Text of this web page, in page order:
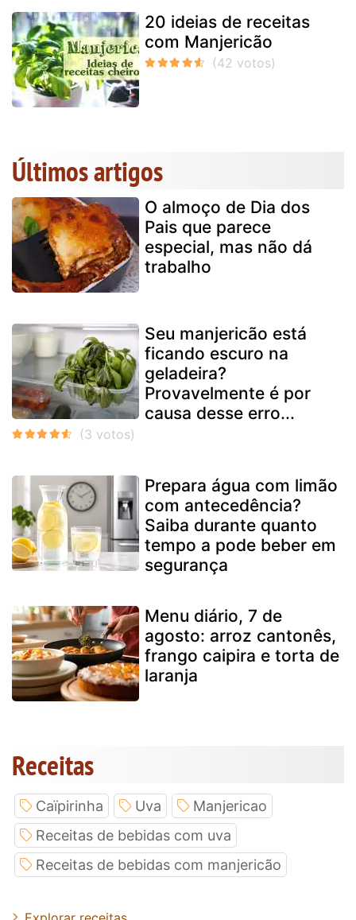
20 ideias de receitas
com Manjericão
Últimos artigos
O almoço de Dia dos
Pais que parece
especial, mas não dá
trabalho
Seu manjericão está
ficando escuro na
geladeira?
Provavelmente é por
causa desse erro...
Prepara água com limão
com antecedência?
Saiba durante quanto
tempo a pode beber em
segurança
Menu diário, 7 de
agosto: arroz cantonês,
frango caipira e torta de
laranja
Receitas
Caïpirinha Uva
Manjericao
Receitas de bebidas com uva
Receitas de bebidas com manjericão